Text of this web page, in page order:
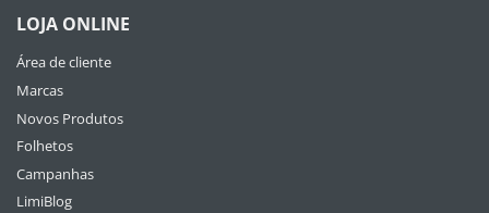
LOJA ONLINE
Área de cliente
Marcas
Novos Produtos
Folhetos
Campanhas
LimiBlog